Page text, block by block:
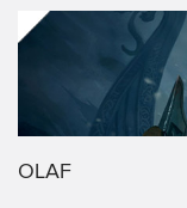
OLAF